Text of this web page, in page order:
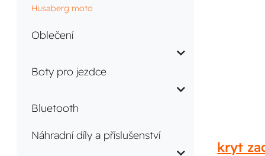
Husaberg moto
Oblečení
Boty pro jezdce
Bluetooth
Náhradní díly a příslušenství
kryt